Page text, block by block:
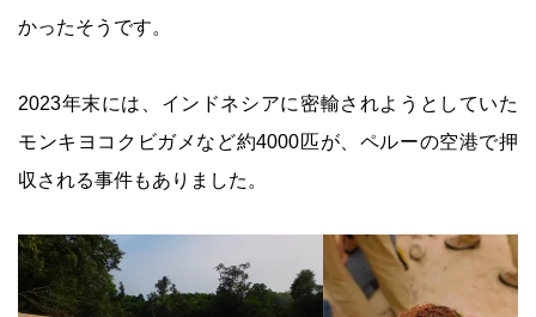
かったそうです。
2023年末には、インドネシアに密輸されようとしていた
モンキヨコクビガメなど約4000匹が、ペルーの空港で押
収される事件もありました。